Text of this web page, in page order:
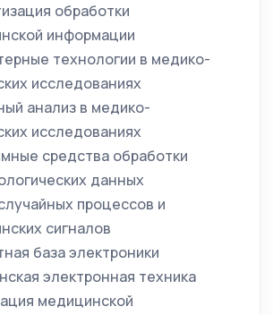
обработки
информации
технологии в медико-
исследованиях
анализ в медико-
исследованиях
средства обработки
данных
процессов и
сигналов
база электроники
электронная техника
медицинской